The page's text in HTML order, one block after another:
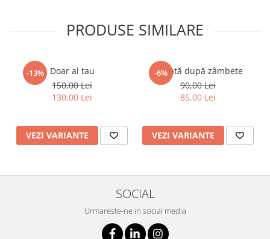
PRODUSE SIMILARE
-13%
Doar al tau
150,00 Lei
130,00 Lei
VEZI VARIANTE
-6%
Plecată după zâmbete
90,00 Lei
85,00 Lei
VEZI VARIANTE
SOCIAL
Urmareste-ne in social media